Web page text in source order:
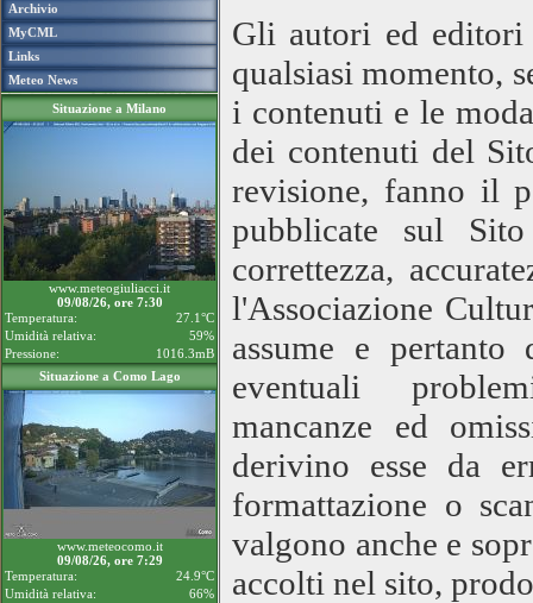
Archivio
MyCML
Links
Meteo News
Situazione a Milano
www.meteogiuliacci.it
09/08/26, ore 7:30
Temperatura:
27.1°C
Umidità relativa:
59%
Pressione:
1016.3mB
Situazione a Como Lago
www.meteocomo.it
09/08/26, ore 7:29
Temperatura:
24.9°C
Umidità relativa:
66%
Gli autori ed
qualsiasi momento,
i contenuti e le
dei contenuti del
revisione, fanno il
pubblicate sul
correttezza,
l'Associazione
assume e pertanto
eventuali
mancanze ed
derivino esse da
formattazione o
valgono anche e
accolti nel sito,